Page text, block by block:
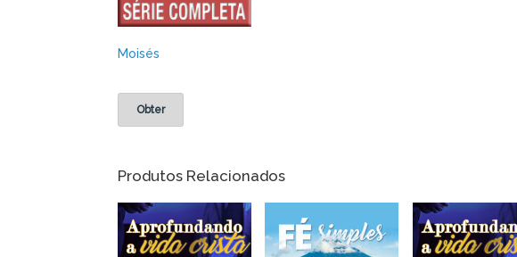
Moisés
Obter
Produtos Relacionados